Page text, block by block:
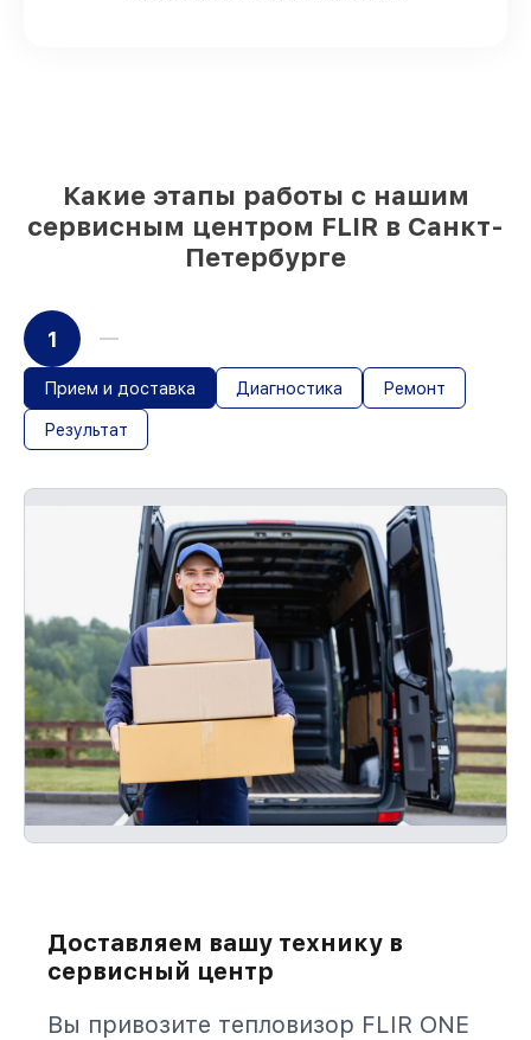
Какие этапы работы с нашим
сервисным центром FLIR в Санкт-
Петербурге
1
Прием и доставка Диагностика Ремонт
Результат
Доставляем вашу технику в
сервисный центр
Вы привозите тепловизор FLIR ONE